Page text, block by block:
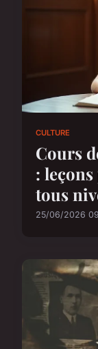
CULTURE
Cours
:
tous
25/06/2026